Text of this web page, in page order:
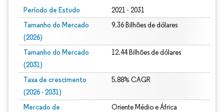
Período de Estudo 2021 - 2031
Tamanho do Mercado
(2026)
9.36 Bilhões de dólares
Tamanho do Mercado
(2031)
12.44 Bilhões de dólares
Taxa de crescimento
(2026 - 2031)
5.88% CAGR
Mercado de
Oriente Médio e África